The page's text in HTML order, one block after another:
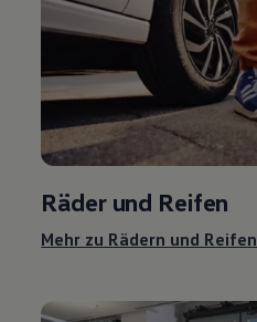
Räder und Reifen
Mehr zu Rädern und Reifen